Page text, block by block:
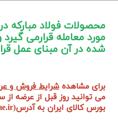
فروش و
ارتباطات و
پروژه های
محصولات فولاد مبارکه
مورد معامله قرارمی
شده در آن مبنای عمل
برای مشاهده شرایط فروش و
بورس کالای ایران به آدرس(www.ime.ir) مراجعه نمایید.